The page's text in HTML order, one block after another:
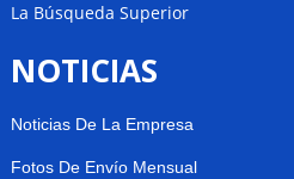
La Búsqueda Superior
NOTICIAS
Noticias De La Empresa
Fotos De Envío Mensual